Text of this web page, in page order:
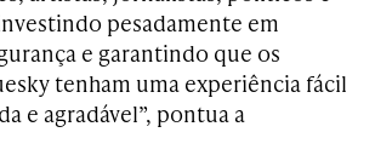
pesadamente em
e garantindo que os
tenham uma experiência fácil
e agradável”, pontua a